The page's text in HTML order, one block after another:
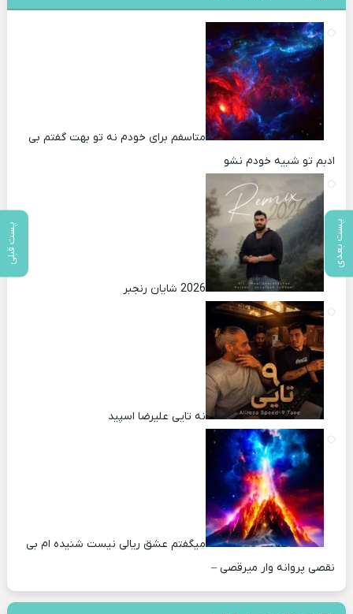
پست بعدی پست قبلی
متاسفم برای خودم نه تو بهت گفتم بی
ادبم تو شبیه خودم نشو ‌ ‌
2026 شایان رنجبر
نه تایی علیرضا اسپید
میگفتم عشق ریالی نیست شنیده ام بی
نقصی پروانه وار میرقصی –